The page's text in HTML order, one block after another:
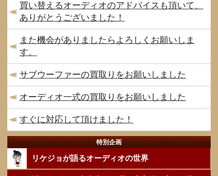
買い替えるオーディオのアドバイスも頂いて、
ありがとうございました！
また機会がありましたらよろしくお願いしま
す。
サブウーファーの買取りをお願いしました
オーディオ一式の買取りをお願いしました
すぐに対応して頂けました！
特別企画
リケジョが語るオーディオの世界